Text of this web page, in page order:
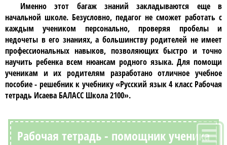
Именно этот багаж знаний закладываются еще в
начальной школе. Безусловно, педагог не сможет работать с
каждым учеником персонально, проверяя пробелы и
недочеты в его знаниях, а большинству родителей не имеет
профессиональных навыков, позволяющих быстро и точно
научить ребенка всем нюансам родного языка. Для помощи
ученикам и их родителям разработано отличное учебное
пособие - решебник к учебнику«Русский язык 4 класс Рабочая
тетрадь Исаева БАЛАСС Школа 2100».
Рабочая тетрадь - помощник ученика